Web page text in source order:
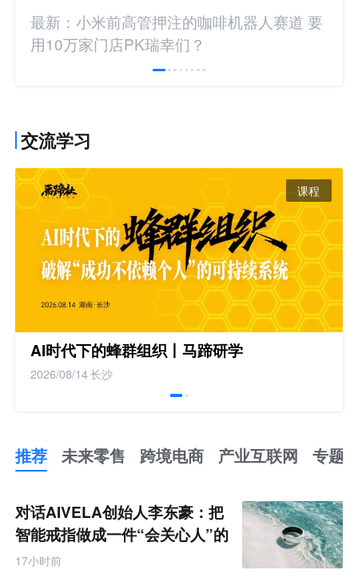
最新：小米前高管押注的咖啡机器人赛道 要
用10万家门店PK瑞幸们？
交流学习
课程
AI时代下的蜂群组织丨马蹄研学
2026/08/14长沙
推荐 未来零售 跨境电商 产业互联网 专题
来
零
售
跨
境
对话AIVELA创始人李东豪：把
智能戒指做成一件“会关心人”的
饰品
17小时前